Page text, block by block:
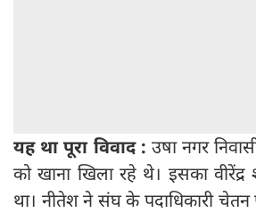
यह था पूरा विवाद : उषा नगर
को खाना खिला रहे थे। इसका
था। नीतेश ने संघ के पदाधिकारी चेतन